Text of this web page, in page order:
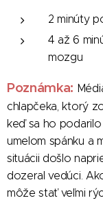
2 minúty
4 až 6
mozgu
Poznámka:
chlapčeka, ktorý
keď sa ho
umelom spánku a
situácii došlo
dozeral vedúci.
môže stať veľmi